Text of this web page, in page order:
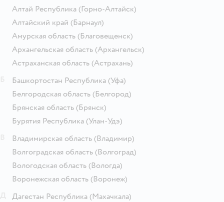
Алтай Республика (Горно-Алтайск)
Алтайский край (Барнаул)
Амурская область (Благовещенск)
Архангельская область (Архангельск)
Астраханская область (Астрахань)
Башкортостан Республика (Уфа)
Белгородская область (Белгород)
Брянская область (Брянск)
Бурятия Республика (Улан-Удэ)
Владимирская область (Владимир)
Волгоградская область (Волгоград)
Вологодская область (Вологда)
Воронежская область (Воронеж)
Дагестан Республика (Махачкала)